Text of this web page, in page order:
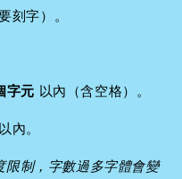
刻字）。
字元 以內（含空格）。
以內。
制，字數過多字體會變